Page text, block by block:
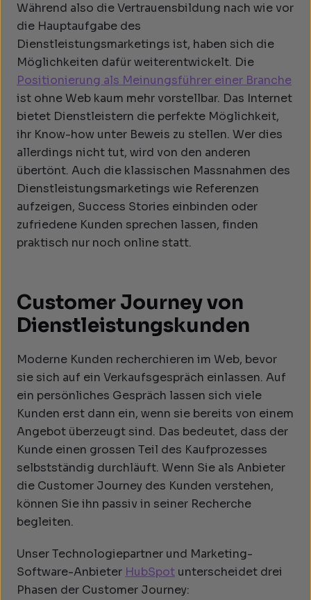
Während also die Vertrauensbildung nach wie vor
die Hauptaufgabe des
Dienstleistungsmarketings ist, haben sich die
Möglichkeiten dafür weiterentwickelt. Die
Positionierung als Meinungsführer einer Branche
ist ohne Web kaum mehr vorstellbar. Das Internet
bietet Dienstleistern die perfekte Möglichkeit,
ihr Know-how unter Beweis zu stellen. Wer dies
allerdings nicht tut, wird von den anderen
übertönt. Auch die klassischen Massnahmen des
Dienstleistungsmarketings wie Referenzen
aufzeigen, Success Stories einbinden oder
zufriedene Kunden sprechen lassen, finden
praktisch nur noch online statt.
Customer Journey von
Dienstleistungskunden
Moderne Kunden recherchieren im Web, bevor
sie sich auf ein Verkaufsgespräch einlassen. Auf
ein persönliches Gespräch lassen sich viele
Kunden erst dann ein, wenn sie bereits von einem
Angebot überzeugt sind. Das bedeutet, dass der
Kunde einen grossen Teil des Kaufprozesses
selbstständig durchläuft. Wenn Sie als Anbieter
die Customer Journey des Kunden verstehen,
können Sie ihn passiv in seiner Recherche
begleiten.
Unser Technologiepartner und Marketing-
Software-Anbieter HubSpot unterscheidet drei
Phasen der Customer Journey: